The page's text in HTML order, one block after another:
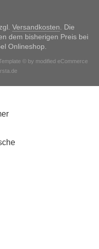
Versandkosten . Die
dem bisherigen Preis bei
Onlineshop.
© by modified eCommerce